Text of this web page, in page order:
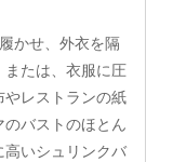
かせ、外衣を隔
たは、衣服に圧
やレストランの紙
バストのほとん
高いシュリンクバ